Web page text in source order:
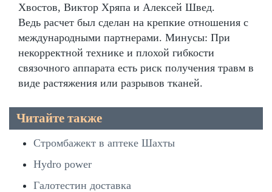
Хвостов, Виктор Хряпа и Алексей Швед.
Ведь расчет был сделан на крепкие отношения с
международными партнерами. Минусы: При
некорректной технике и плохой гибкости
связочного аппарата есть риск получения травм в
виде растяжения или разрывов тканей.
Читайте также
Стромбажект в аптеке Шахты
Hydro power
Галотестин доставка